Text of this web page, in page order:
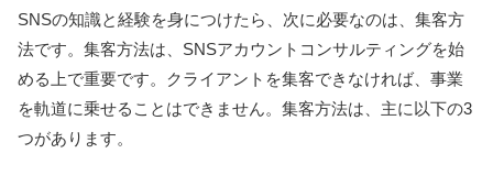
SNSの知識と経験を身につけたら、次に必要なのは、集客方
法です。集客方法は、SNSアカウントコンサルティングを始
める上で重要です。クライアントを集客できなければ、事業
を軌道に乗せることはできません。集客方法は、主に以下の3
つがあります。